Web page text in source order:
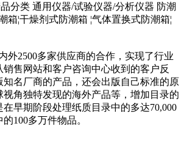
分类 通用仪器/试验仪器/分析仪器 防潮
箱¦干燥剂式防潮箱 ¦气体置换式防潮箱¦
外2500多家供应商的合作，实现了行业
售网站和客户咨询中心收到的客户反
知名厂商的产品，还会出版自己标准的原
角独特发现的海外产品等，增加目录的
早期阶段处理纸质目录中的多达70,000
100多万件物品。